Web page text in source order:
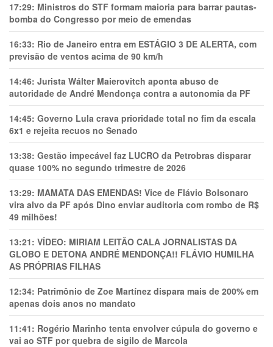
17:29: Ministros do STF formam maioria para barrar pautas-
bomba do Congresso por meio de emendas
16:33: Rio de Janeiro entra em ESTÁGIO 3 DE ALERTA, com
previsão de ventos acima de 90 km/h
14:46: Jurista Wálter Maierovitch aponta abuso de
autoridade de André Mendonça contra a autonomia da PF
14:45: Governo Lula crava prioridade total no fim da escala
6x1 e rejeita recuos no Senado
13:38: Gestão impecável faz LUCRO da Petrobras disparar
quase 100% no segundo trimestre de 2026
13:29: MAMATA DAS EMENDAS! Vice de Flávio Bolsonaro
vira alvo da PF após Dino enviar auditoria com rombo de R$
49 milhões!
13:21: VÍDEO: MIRIAM LEITÃO CALA JORNALISTAS DA
GLOBO E DETONA ANDRÉ MENDONÇA!! FLÁVIO HUMILHA
AS PRÓPRIAS FILHAS
12:34: Patrimônio de Zoe Martínez dispara mais de 200% em
apenas dois anos no mandato
11:41: Rogério Marinho tenta envolver cúpula do governo e
vai ao STF por quebra de sigilo de Marcola